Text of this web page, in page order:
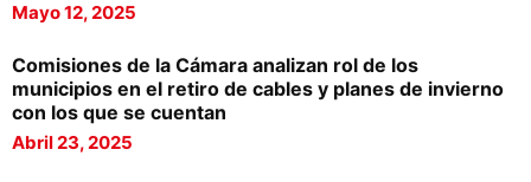
Mayo 12, 2025
Comisiones de la Cámara analizan rol de los
municipios en el retiro de cables y planes de invierno
con los que se cuentan
Abril 23, 2025